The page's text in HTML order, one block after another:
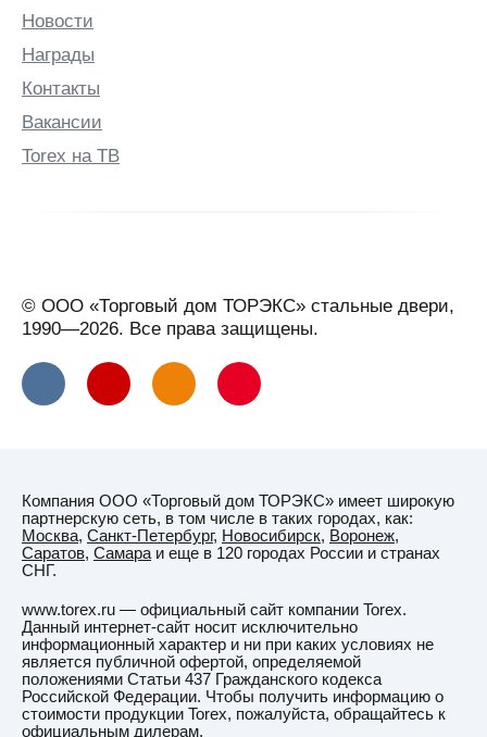
Новости
Награды
Контакты
Вакансии
Torex на ТВ
© ООО «Торговый дом ТОРЭКС» стальные двери,
1990—2026. Все права защищены.
Компания ООО «Торговый дом ТОРЭКС» имеет широкую
партнерскую сеть, в том числе в таких городах, как:
Москва, Санкт-Петербург, Новосибирск, Воронеж,
Саратов, Самараи еще в 120 городах России и странах
СНГ.
www.torex.ru — официальный сайт компании Torex.
Данный интернет-сайт носит исключительно
информационный характер и ни при каких условиях не
является публичной офертой, определяемой
положениями Статьи 437 Гражданского кодекса
Российской Федерации. Чтобы получить информацию о
стоимости продукции Torex, пожалуйста, обращайтесь к
официальным дилерам.